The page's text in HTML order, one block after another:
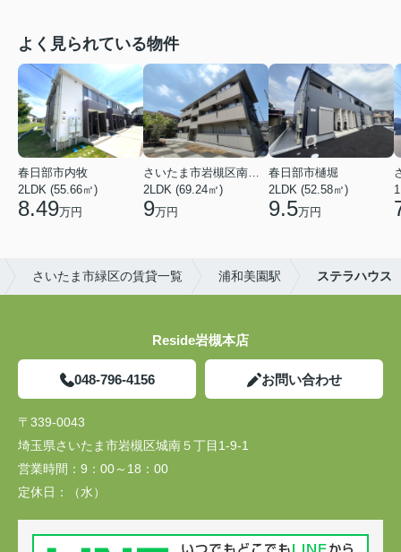
よく見られている物件
春日部市内牧
2LDK (55.66㎡)
8.49万円
さいたま市岩槻区南平野４丁目
2LDK (69.24㎡)
9万円
春日部市樋堀
2LDK (52.58㎡)
9.5万円
さいたま市緑区の賃貸一覧 浦和美園駅 ステラハウス
Reside岩槻本店
048-796-4156 お問い合わせ
〒339-0043
埼玉県さいたま市岩槻区城南５丁目1-9-1
営業時間： 9：00～18：00
定休日：
（水）